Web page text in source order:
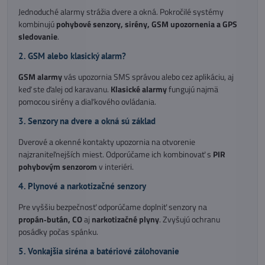
Jednoduché alarmy strážia dvere a okná. Pokročilé systémy
kombinujúpohybové senzory, sirény, GSM upozornenia a GPS
sledovanie.
2. GSM alebo klasický alarm?
GSM alarmyvás upozornia SMS správou alebo cez aplikáciu, aj
keď ste ďalej od karavanu. Klasické alarmyfungujú najmä
pomocou sirény a diaľkového ovládania.
3. Senzory na dvere a okná sú základ
Dverové a okenné kontakty upozornia na otvorenie
najzraniteľnejších miest. Odporúčame ich kombinovať s PIR
pohybovým senzoromv interiéri.
4. Plynové a narkotizačné senzory
Pre vyššiu bezpečnosť odporúčame doplniť senzory na
propán‑bután, COaj narkotizačné plyny. Zvyšujú ochranu
posádky počas spánku.
5. Vonkajšia siréna a batériové zálohovanie